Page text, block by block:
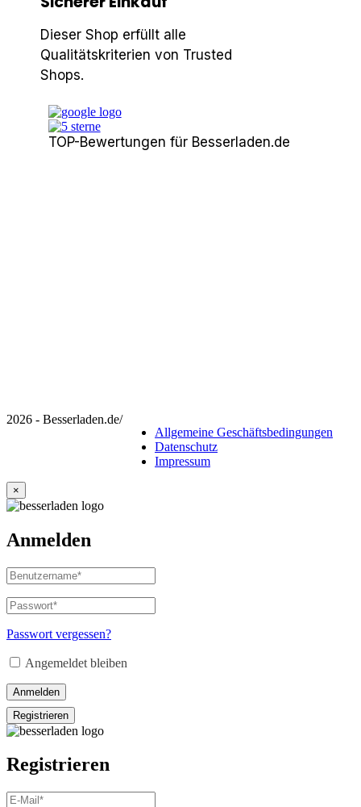
Dieser Shop erfüllt alle
Qualitätskriterien von Trusted
Shops.
TOP-Bewertungen für Besserladen.de
2026 - Besserladen.de/
Allgemeine Geschäftsbedingungen
Datenschutz
Impressum
×
Anmelden
Benutzername
oder
E-
Mail-
Adresse*
Passwort*
Erforderlich
Passwort vergessen?
Angemeldet bleiben
Anmelden
Registrieren
Registrieren
E-